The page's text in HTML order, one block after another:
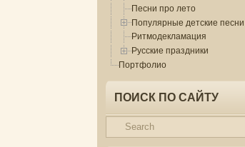
Песни про лето
Популярные детские песни
Ритмодекламация
Русские праздники
Портфолио
ПОИСК ПО САЙТУ